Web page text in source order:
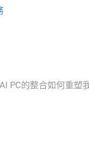
PC的整合如何重塑